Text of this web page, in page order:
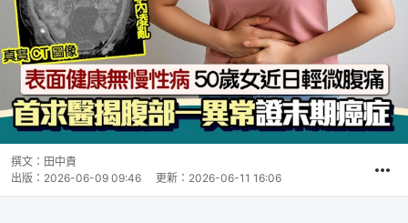
撰文： 田中貴
出版： 2026-06-09 09:46 更新： 2026-06-11 16:06